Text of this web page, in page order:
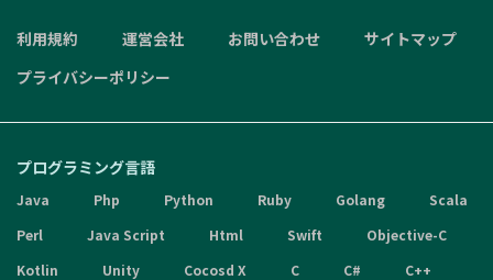
利用規約 運営会社 お問い合わせ
サイトマップ
プライバシーポリシー
プログラミング言語
Java Php Python Ruby Golang
Scala
Perl
Java Script Html Swift
Objective-C
Kotlin
Unity Cocosd X C C#
C++